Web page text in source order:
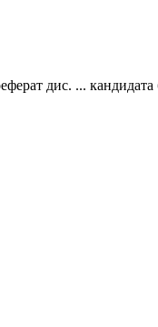
дис. ... кандидата